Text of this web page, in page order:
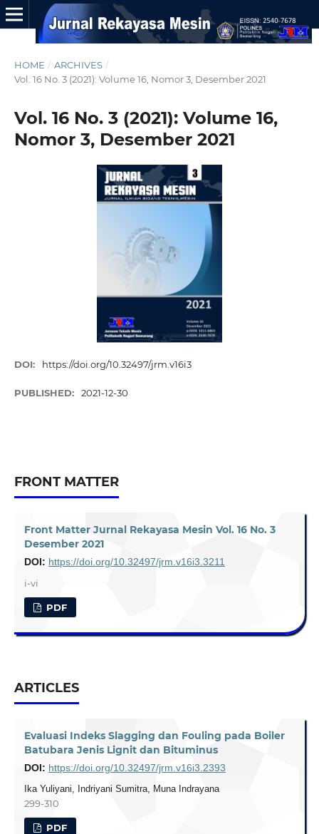
HOME / ARCHIVES /
Vol. 16 No. 3 (2021): Volume 16, Nomor 3, Desember 2021
Vol. 16 No. 3 (2021): Volume 16,
Nomor 3, Desember 2021
DOI: https://doi.org/10.32497/jrm.v16i3
PUBLISHED: 2021-12-30
FRONT MATTER
Front Matter Jurnal Rekayasa Mesin Vol. 16 No. 3
Desember 2021
DOI: https://doi.org/10.32497/jrm.v16i3.3211
i-vi
PDF
ARTICLES
Evaluasi Indeks Slagging dan Fouling pada Boiler
Batubara Jenis Lignit dan Bituminus
DOI: https://doi.org/10.32497/jrm.v16i3.2393
Ika Yuliyani, Indriyani Sumitra, Muna Indrayana
299-310
PDF